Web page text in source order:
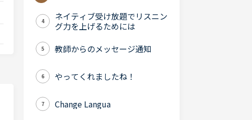
4
ネイティブ受け放題でリスニン
グ力を上げるためには
5 教師からのメッセージ通知
6 やってくれましたね！
7 Change Langua